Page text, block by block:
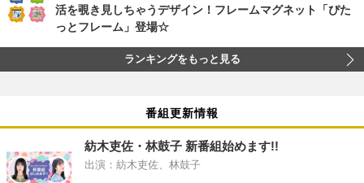
活を覗き見しちゃうデザイン！フレームマグネット「ぴた
っとフレーム」登場☆
ランキングをもっと見る
番組更新情報
紡木吏佐・林鼓子 新番組始めます!!
出演：紡木吏佐、林鼓子